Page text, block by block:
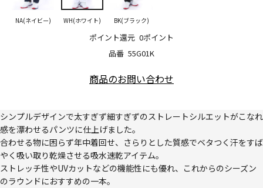
品番 55G01K
ポイント還元 0ポイント
NA(ネイビー) WH(ホワイト) BK(ブラック)
商品のお問い合わせ
シンプルデザインで太すぎず細すぎずのストレートシルエットがこなれ
感を漂わせるパンツに仕上げました。
合わせる物に困らず年中着回せ、さらりとした質感でベタつく汗をすば
やく吸い取り乾燥させる吸水速乾アイテム。
ストレッチ性やUVカットなどの機能性にも優れ、これからのシーズン
のラウンドにおすすめの一本。